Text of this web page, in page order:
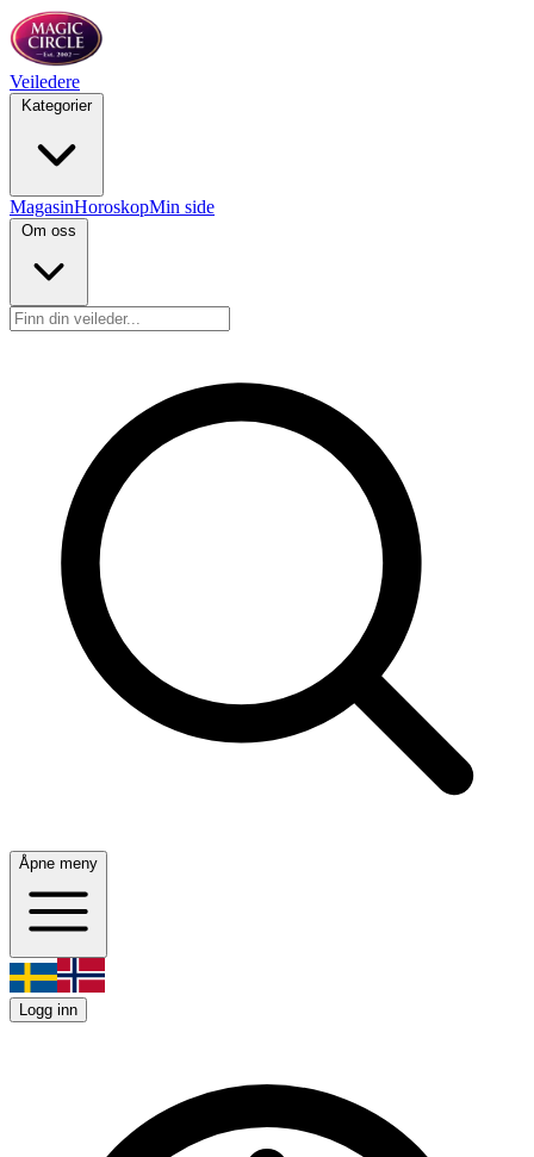
Veiledere
Kategorier
MagasinHoroskopMin side
Åpne meny
Logg inn